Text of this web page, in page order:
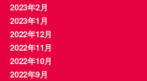
2023年2月
2023年1月
2022年12月
2022年11月
2022年10月
2022年9月